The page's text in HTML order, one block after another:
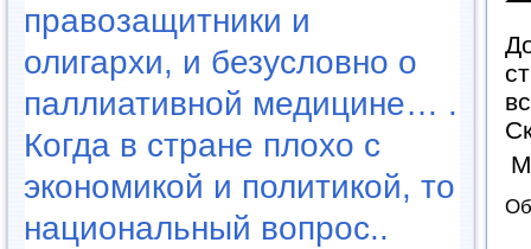
правозащитники и
олигархи, и безусловно о
паллиативной медицине… .
Когда в стране плохо с
экономикой и политикой, то
национальный вопрос..